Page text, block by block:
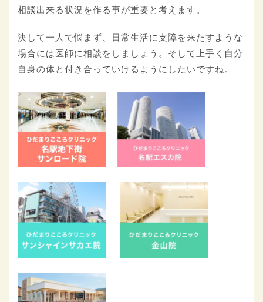
相談出来る状況を作る事が重要と考えます。
決して一人で悩まず、日常生活に支障を来たすような
場合には医師に相談をしましょう。そして上手く自分
自身の体と付き合っていけるようにしたいですね。